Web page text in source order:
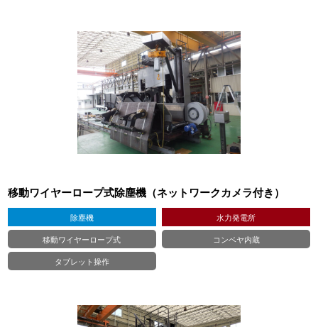
移動ワイヤーロープ式除塵機（ネットワークカメラ付き）
除塵機
水力発電所
移動ワイヤーロープ式
コンベヤ内蔵
タブレット操作